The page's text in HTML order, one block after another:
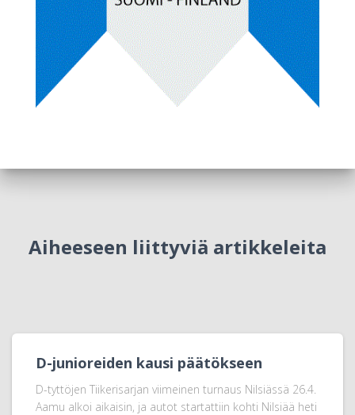
Aiheeseen liittyviä artikkeleita
D-junioreiden kausi päätökseen
D-tyttöjen Tiikerisarjan viimeinen turnaus Nilsiässä 26.4.
Aamu alkoi aikaisin, ja autot startattiin kohti Nilsiää heti